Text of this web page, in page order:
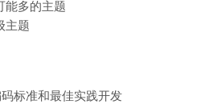
能多的主题
主题
标准和最佳实践开发